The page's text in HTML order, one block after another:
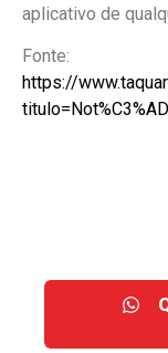
aplicativo de
Fonte:
https://